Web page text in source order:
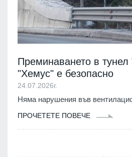
Преминаването в
"Хемус" е безопасно
24.07.2026г.
Няма нарушения във
ПРОЧЕТЕТЕ ПОВЕЧЕ